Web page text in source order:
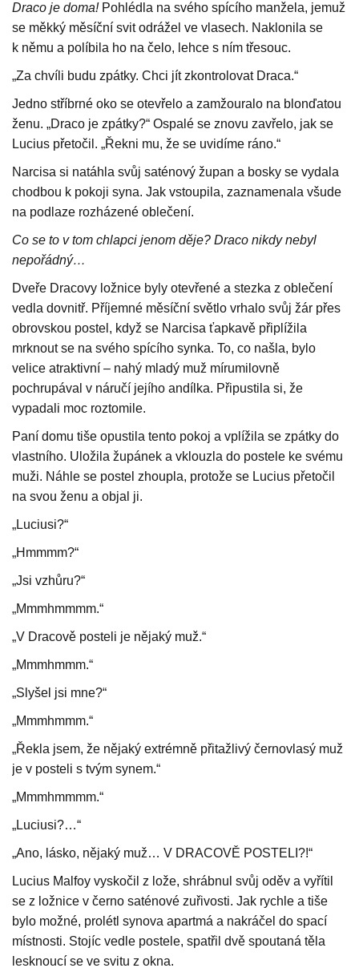
Draco je doma! Pohlédla na svého spícího manžela, jemuž
se měkký měsíční svit odrážel ve vlasech. Naklonila se
k němu a políbila ho na čelo, lehce s ním třesouc.
„Za chvíli budu zpátky. Chci jít zkontrolovat Draca.“
Jedno stříbrné oko se otevřelo a zamžouralo na blonďatou
ženu. „Draco je zpátky?“ Ospalé se znovu zavřelo, jak se
Lucius přetočil. „Řekni mu, že se uvidíme ráno.“
Narcisa si natáhla svůj saténový župan a bosky se vydala
chodbou k pokoji syna. Jak vstoupila, zaznamenala všude
na podlaze rozházené oblečení.
Co se to v tom chlapci jenom děje? Draco nikdy nebyl
nepořádný…
Dveře Dracovy ložnice byly otevřené a stezka z oblečení
vedla dovnitř. Příjemné měsíční světlo vrhalo svůj žár přes
obrovskou postel, když se Narcisa ťapkavě připlížila
mrknout se na svého spícího synka. To, co našla, bylo
velice atraktivní – nahý mladý muž mírumilovně
pochrupával v náručí jejího andílka. Připustila si, že
vypadali moc roztomile.
Paní domu tiše opustila tento pokoj a vplížila se zpátky do
vlastního. Uložila župánek a vklouzla do postele ke svému
muži. Náhle se postel zhoupla, protože se Lucius přetočil
na svou ženu a objal ji.
„Luciusi?“
„Hmmmm?“
„Jsi vzhůru?“
„Mmmhmmmm.“
„V Dracově posteli je nějaký muž.“
„Mmmhmmm.“
„Slyšel jsi mne?“
„Mmmhmmm.“
„Řekla jsem, že nějaký extrémně přitažlivý černovlasý muž
je v posteli s tvým synem.“
„Mmmhmmmm.“
„Luciusi?…“
„Ano, lásko, nějaký muž… V DRACOVĚ POSTELI?!“
Lucius Malfoy vyskočil z lože, shrábnul svůj oděv a vyřítil
se z ložnice v černo saténové zuřivosti. Jak rychle a tiše
bylo možné, prolétl synova apartmá a nakráčel do spací
místnosti. Stojíc vedle postele, spatřil dvě spoutaná těla
lesknoucí se ve svitu z okna.